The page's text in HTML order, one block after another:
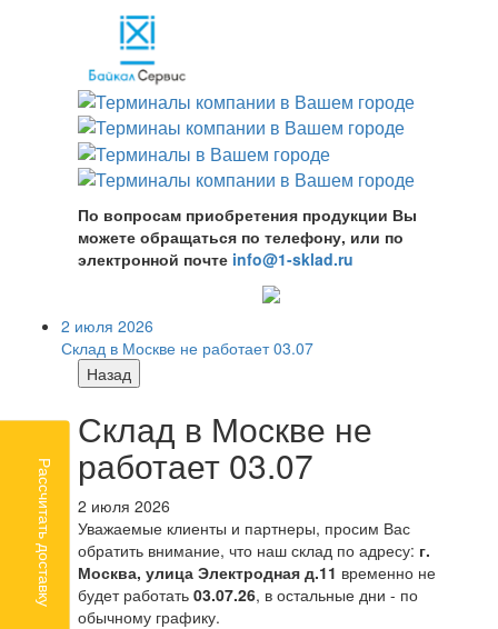
По вопросам приобретения продукции Вы
можете обращаться по телефону, или по
электронной почте info@1-sklad.ru
2 июля 2026
Склад в Москве не работает 03.07
Назад
Склад в Москве не
работает 03.07
2 июля 2026
Уважаемые клиенты и партнеры, просим Вас
обратить внимание, что наш склад по адресу: г.
Москва, улица Электродная д.11 временно не
будет работать 03.07.26, в остальные дни - по
обычному графику.
Рассчитать доставку